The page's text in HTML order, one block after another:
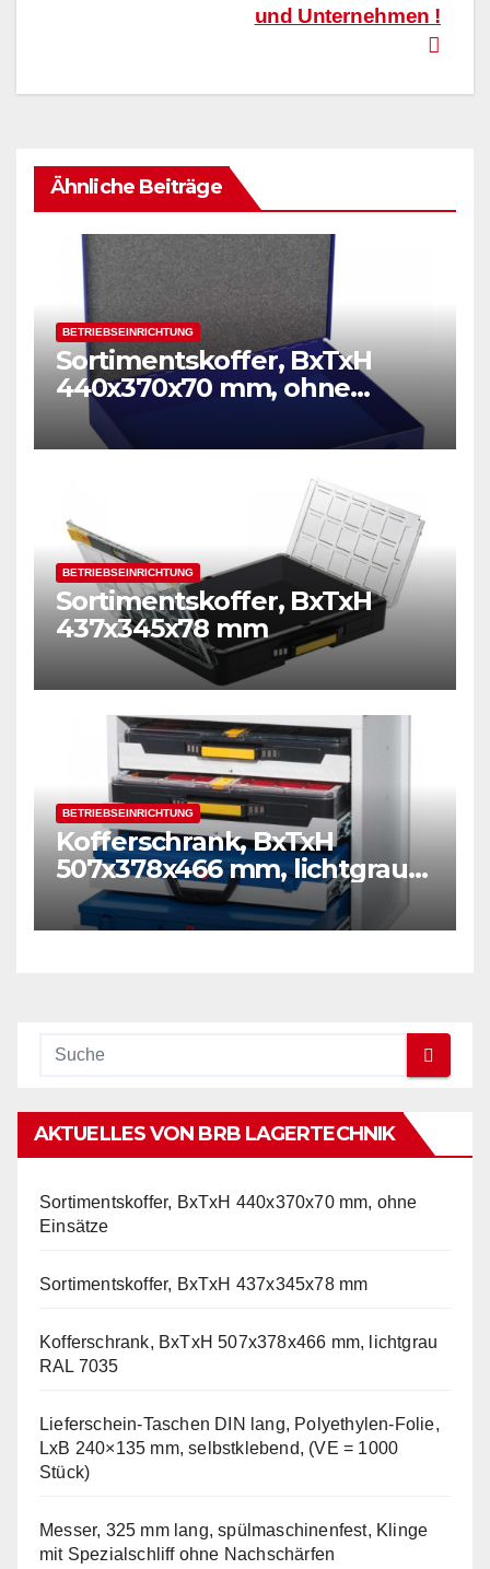
und Unternehmen !
Ähnliche Beiträge
BETRIEBSEINRICHTUNG
Sortimentskoffer, BxTxH
440x370x70 mm, ohne
Einsätze
BETRIEBSEINRICHTUNG
Sortimentskoffer, BxTxH
437x345x78 mm
BETRIEBSEINRICHTUNG
Kofferschrank, BxTxH
507x378x466 mm, lichtgrau
RAL 7035
AKTUELLES VON BRB LAGERTECHNIK
Sortimentskoffer, BxTxH 440x370x70 mm, ohne
Einsätze
Sortimentskoffer, BxTxH 437x345x78 mm
Kofferschrank, BxTxH 507x378x466 mm, lichtgrau
RAL 7035
Lieferschein-Taschen DIN lang, Polyethylen-Folie,
LxB 240×135 mm, selbstklebend, (VE = 1000
Stück)
Messer, 325 mm lang, spülmaschinenfest, Klinge
mit Spezialschliff ohne Nachschärfen